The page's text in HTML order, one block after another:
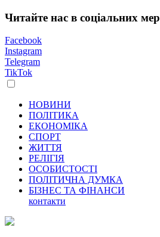
Читайте нас в соціальних
Facebook
Instagram
Telegram
TikTok
НОВИНИ
ПОЛІТИКА
ЕКОНОМІКА
СПОРТ
ЖИТТЯ
РЕЛІГІЯ
ОСОБИСТОСТІ
ПОЛІТИЧНА ДУМКА
БІЗНЕС ТА ФІНАНСИ
контакти